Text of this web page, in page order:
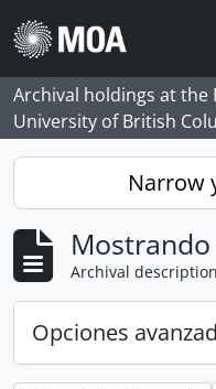
Skip to main content
Archival holdings at
University of British
Narrow
Archival description
Opciones